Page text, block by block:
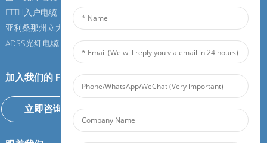
FTTH入户电缆
亚利桑那州立大学光纤电缆
ADSS光纤电缆
亚利桑那州立大学光纤电缆
ADSS光纤电缆
加入我们的 Feiboer
立即咨询